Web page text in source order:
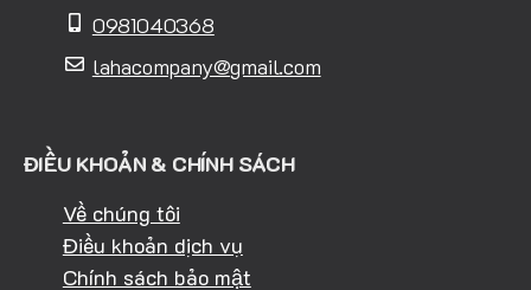
0981040368
lahacompany@gmail.com
ĐIỀU KHOẢN & CHÍNH SÁCH
Về chúng tôi
Điều khoản dịch vụ
Chính sách bảo mật